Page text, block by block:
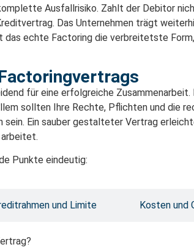
Ausfallrisiko. Zahlt der Debitor
Das Unternehmen trägt
echte Factoring die verbreitetste
für eine erfolgreiche Zusammenarbeit.
sollten Ihre Rechte, Pflichten und die
sein. Ein sauber gestalteter Vertrag
Punkte eindeutig:
und Limite Kosten und